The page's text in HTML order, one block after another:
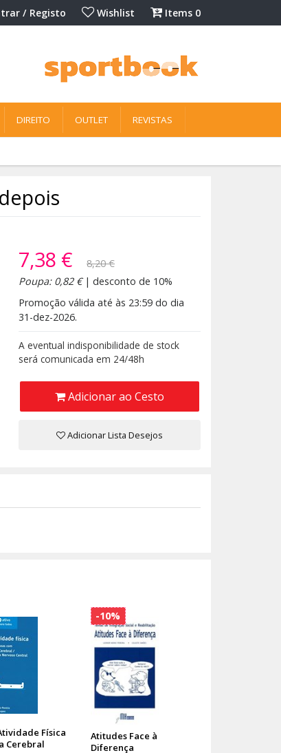
/ Registo Wishlist Items 0
DIREITO OUTLET REVISTAS
7,38 €
8,20 €
Poupa: 0,82 €| desconto de 10%
Promoção válida até às 23:59 do dia
31-dez-2026.
A eventual indisponibilidade de stock
será comunicada em 24/48h
Adicionar ao Cesto
Adicionar Lista Desejos
Física
Cerebral
Atitudes Face à
Diferença
-10%